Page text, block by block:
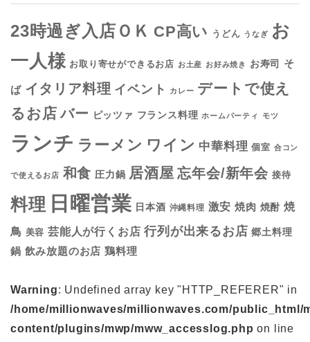
23時過ぎ入店ＯＫ CP高い うどん うなぎ お
一人様 お取り寄せができるお店 お土産 お好み焼き お寿司 そ
ば イタリア料理 イベント カレー デートで使え
るお店 バー ピッツァ フランス料理 ホームパーティ モツ
ランチ ラーメン ワイン 中華料理 個室 合コン
で使えるお店 和食 圧力鍋 居酒屋 忘年会/新年会 接待
料理 日曜営業 日本酒 沖縄料理 激安 焼肉 焼酎 焼
鳥 美容 芸能人が行くお店 行列が出来るお店 郷土料理
鍋 飲み放題のお店 鶏料理
Warning: Undefined array key "HTTP_REFERER" in
/home/millionwaves/millionwaves.com/public_html/
content/plugins/mwp/mww_accesslog.php on line